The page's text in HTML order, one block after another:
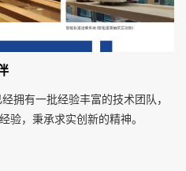
拥有一批经验丰富的技术团队，
验，秉承求实创新的精神。